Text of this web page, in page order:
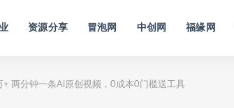
资源分享 冒泡网 中创网 福缘网
两分钟一条Ai原创视频，0成本0门槛送工具